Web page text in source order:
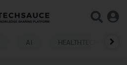
AI HEALTHTECH